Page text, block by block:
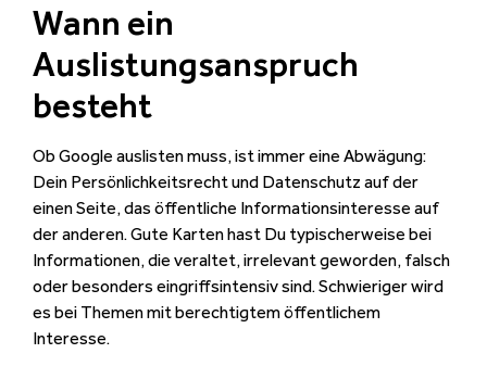
Wann ein
Auslistungsanspruch
besteht
Ob Google auslisten muss, ist immer eine Abwägung:
Dein Persönlichkeitsrecht und Datenschutz auf der
einen Seite, das öffentliche Informationsinteresse auf
der anderen. Gute Karten hast Du typischerweise bei
Informationen, die veraltet, irrelevant geworden, falsch
oder besonders eingriffsintensiv sind. Schwieriger wird
es bei Themen mit berechtigtem öffentlichem
Interesse.